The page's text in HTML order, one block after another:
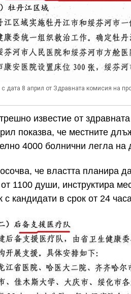
дата 8 април от Здравната комисия на
известие от
показва, че местните
4000 болнични легла на
че властта планира
1100 души, инструктира
с кандидати в срок от 24